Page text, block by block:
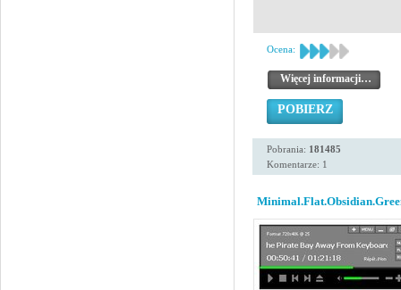
Ocena:
Więcej informacji…
POBIERZ
Pobrania: 181485
Komentarze: 1